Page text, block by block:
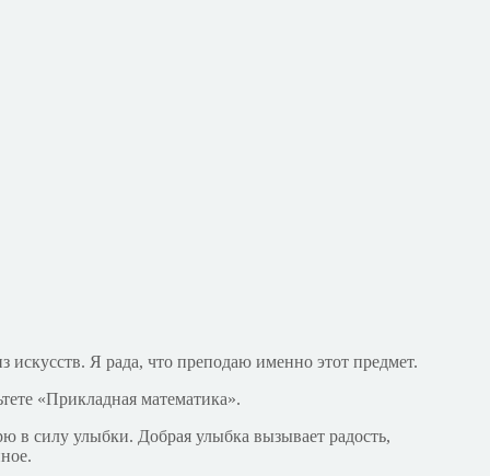
Я рада, что преподаю именно этот предмет.
«Прикладная математика».
в силу улыбки. Добрая улыбка вызывает радость,